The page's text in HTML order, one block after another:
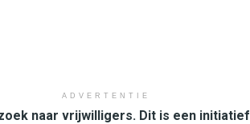
ADVERTENTIE
naar vrijwilligers. Dit is een